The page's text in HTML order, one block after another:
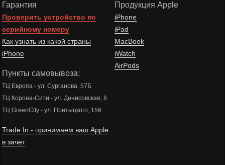
Гарантия
Проверить устройство по
серийному номеру
Как узнать из какой страны
iPhone
Пункты самовывоза:
ТЦ Европа - ул. Сурганова, 57Б
ТЦ Корона-Сити - ул. Денисовская, 8
ТЦ GreenCity - ул. Притыцкого, 156
Trade In - принимаем ваш Apple
в зачет
Продукция Apple
iPhone
iPad
MacBook
iWatch
AirPods